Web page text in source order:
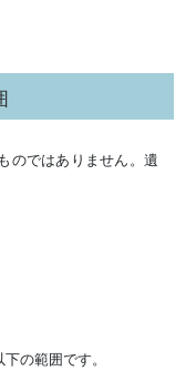
のではありません。遺
の範囲です。